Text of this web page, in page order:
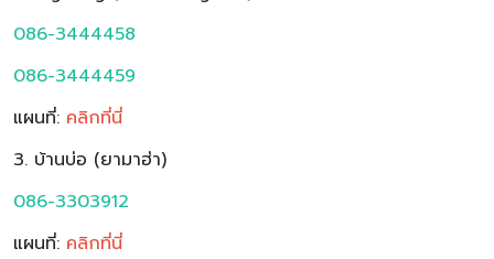
086-3444458
086-3444459
แผนที่: คลิกที่นี่
3. บ้านบ่อ (ยามาฮ่า)
086-3303912
แผนที่: คลิกที่นี่